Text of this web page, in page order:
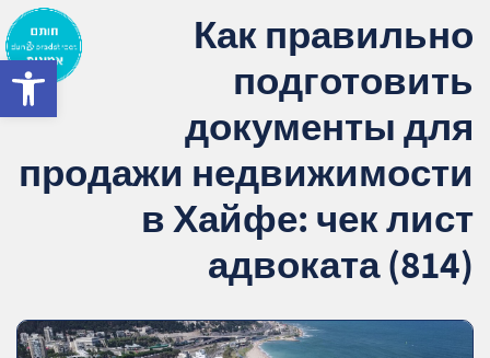
1. Как правильно подготовить документы
для продажи недвижимости в Хайфе: чек
лист адвоката (814)
3. שאלתם ? ענינו !
Как правильно
подготовить
документы для
продажи недвижимости
в Хайфе: чек лист
адвоката (814)